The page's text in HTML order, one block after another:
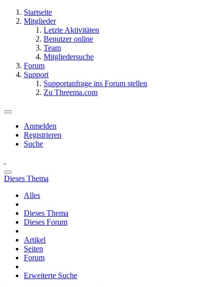
Startseite
Mitglieder
Letzte Aktivitäten
Benutzer online
Team
Mitgliedersuche
Forum
Support
Supportanfrage ins Forum stellen
Zu Threema.com
Anmelden
Registrieren
Suche
Dieses Thema
Alles
Dieses Thema
Dieses Forum
Artikel
Seiten
Forum
Erweiterte Suche